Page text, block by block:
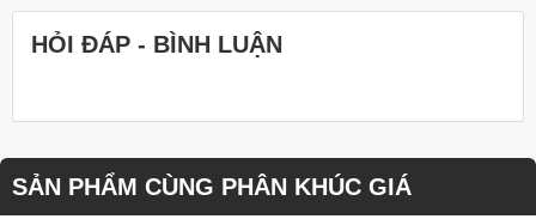
HỎI ĐÁP - BÌNH LUẬN
SẢN PHẨM CÙNG PHÂN KHÚC GIÁ